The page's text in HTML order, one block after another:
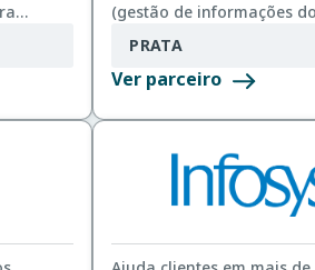
(gestão de informações
desafios de CRM.
PRATA
Ver parceiro